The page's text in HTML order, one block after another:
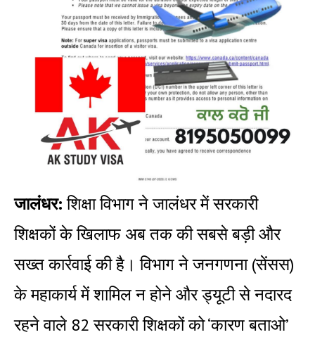
जालंधर:शिक्षा विभाग ने जालंधर में सरकारी
शिक्षकों के खिलाफ अब तक की सबसे बड़ी और
सख्त कार्रवाई की है। विभाग ने जनगणना (सेंसस)
के महाकार्य में शामिल न होने और ड्यूटी से नदारद
रहने वाले 82 सरकारी शिक्षकों को ‘कारण बताओ’